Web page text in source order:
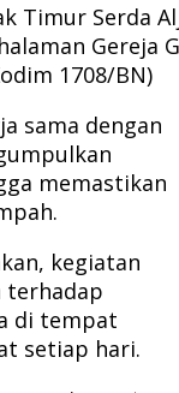
Timur Serda
Gereja
1708/BN)
sama dengan
memastikan
kegiatan
terhadap
di tempat
setiap hari.